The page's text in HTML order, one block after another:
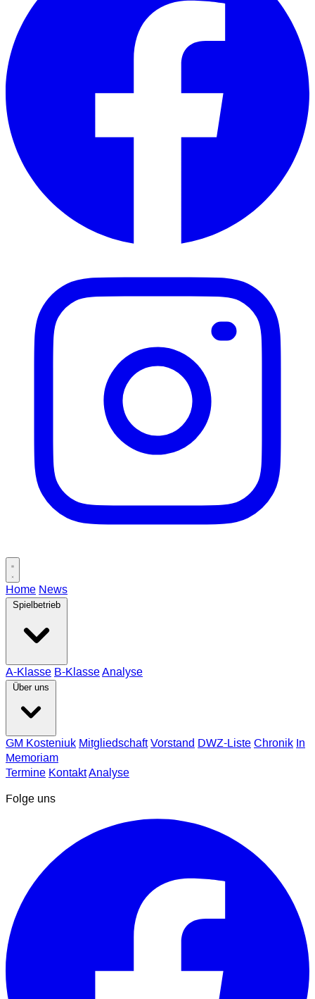
Home News
Spielbetrieb
A-Klasse B-KlasseAnalyse
Über uns
GM Kosteniuk Mitgliedschaft Vorstand DWZ-Liste Chronik In
Memoriam
Termine KontaktAnalyse
Folge uns